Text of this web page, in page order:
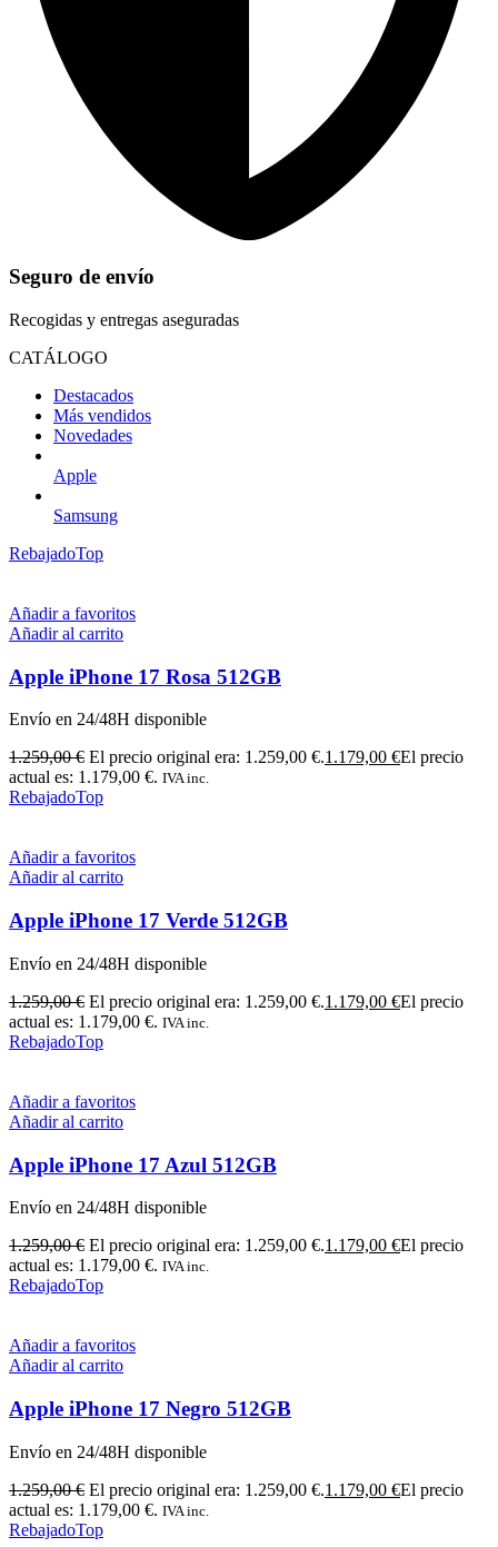
Seguro de envío
Recogidas y entregas aseguradas
CATÁLOGO
Destacados
Más vendidos
Novedades
Apple
Samsung
RebajadoTop
Añadir a favoritos
Añadir al carrito
Apple iPhone 17 Rosa 512GB
Envío en 24/48H disponible
1.259,00€ El precio original era: 1.259,00 €.1.179,00 €El precio
actual es: 1.179,00 €. IVA inc.
RebajadoTop
Añadir a favoritos
Añadir al carrito
Apple iPhone 17 Verde 512GB
Envío en 24/48H disponible
1.259,00€ El precio original era: 1.259,00 €.1.179,00 €El precio
actual es: 1.179,00 €. IVA inc.
RebajadoTop
Añadir a favoritos
Añadir al carrito
Apple iPhone 17 Azul 512GB
Envío en 24/48H disponible
1.259,00€ El precio original era: 1.259,00 €.1.179,00 €El precio
actual es: 1.179,00 €. IVA inc.
RebajadoTop
Añadir a favoritos
Añadir al carrito
Apple iPhone 17 Negro 512GB
Envío en 24/48H disponible
1.259,00€ El precio original era: 1.259,00 €.1.179,00 €El precio
actual es: 1.179,00 €. IVA inc.
RebajadoTop